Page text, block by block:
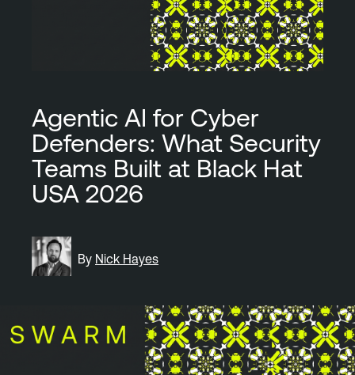
Agentic AI for Cyber
Defenders: What Security
Teams Built at Black Hat
USA 2026
By Nick Hayes